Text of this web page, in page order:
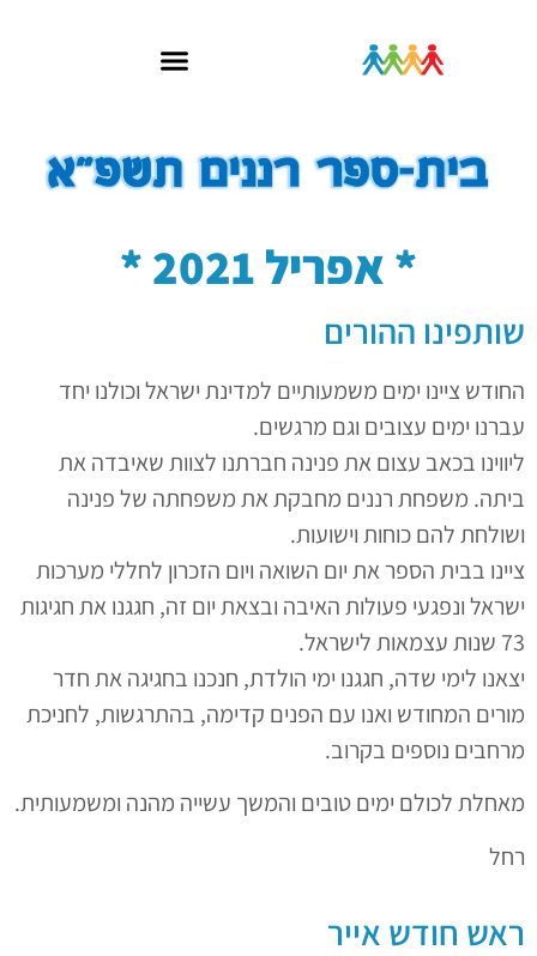
* אפריל 2021 *
שותפינו ההורים
החודש ציינו ימים משמעותיים למדינת ישראל וכולנו יחד
עברנו ימים עצובים וגם מרגשים.
ליווינו בכאב עצום את פנינה חברתנו לצוות שאיבדה את
ביתה. משפחת רננים מחבקת את משפחתה של פנינה
ושולחת להם כוחות וישועות.
ציינו בבית הספר את יום השואה ויום הזכרון לחללי מערכות
ישראל ונפגעי פעולות האיבה ובצאת יום זה, חגגנו את חגיגות
73 שנות עצמאות לישראל.
יצאנו לימי שדה, חגגנו ימי הולדת, חנכנו בחגיגה את חדר
מורים המחודש ואנו עם הפנים קדימה, בהתרגשות, לחניכת
מרחבים נוספים בקרוב.
מאחלת לכולם ימים טובים והמשך עשייה מהנה ומשמעותית.
רחל
ראש חודש אייר